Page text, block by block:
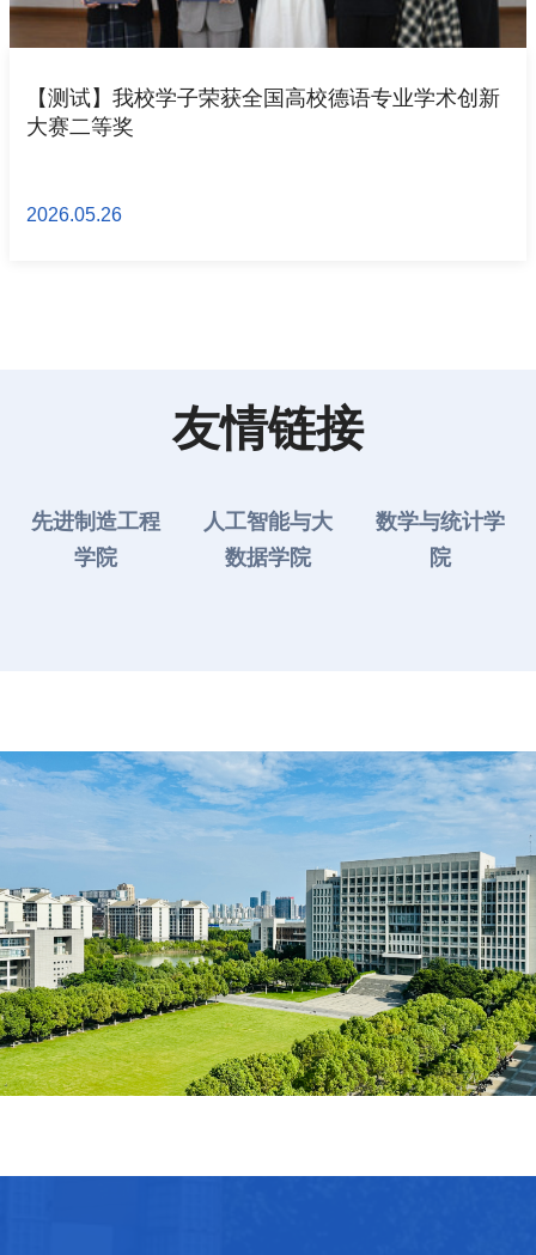
【测试】我校学子荣获全国高校德语专业学术创新
大赛二等奖
2026.05.26
友情链接
先进制造工程
学院
人工智能与大
数据学院
数学与统计学
院